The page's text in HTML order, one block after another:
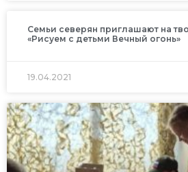
Семьи северян приглашают на
«Рисуем с детьми Вечный огонь»
19.04.2021